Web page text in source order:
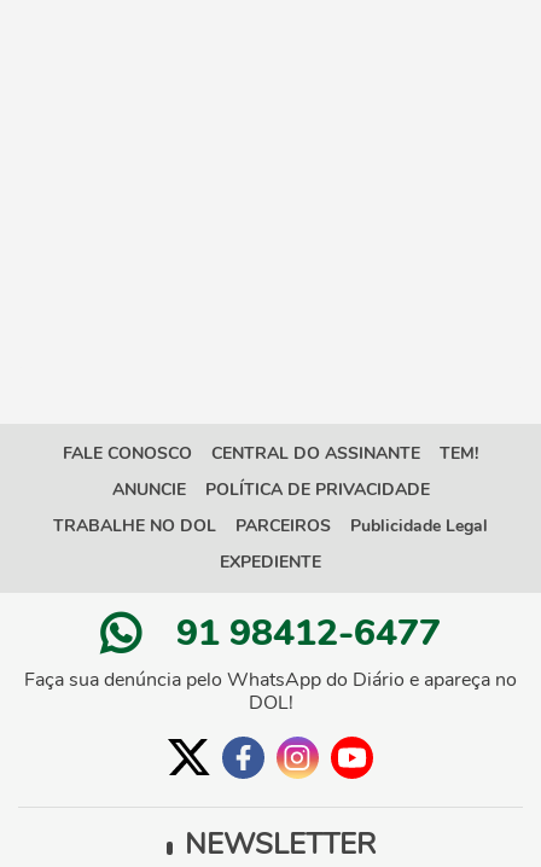
FALE CONOSCO CENTRAL DO ASSINANTE
TEM!
ANUNCIE
POLÍTICA DE PRIVACIDADE
TRABALHE NO DOL
PARCEIROS
Publicidade Legal
EXPEDIENTE
91 98412-6477
Faça sua denúncia pelo WhatsApp do Diário e apareça no
DOL!
NEWSLETTER